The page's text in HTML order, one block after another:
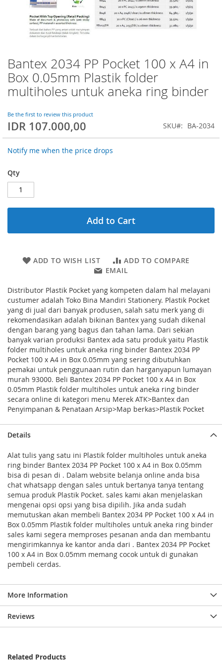
Bantex 2034 PP Pocket 100 x A4 in
Box 0.05mm Plastik folder
multiholes untuk aneka ring binder
Be the first to review this product
IDR 107.000,00 SKU BA-2034
Notify me when the price drops
Qty
Add to Cart
ADD TO WISH LIST
ADD TO COMPARE
EMAIL
Distributor Plastik Pocket yang kompeten dalam hal melayani
custumer adalah Toko Bina Mandiri Stationery. Plastik Pocket
yang di jual dari banyak produsen, salah satu merk yang di
rekomendasikan adalah bikinan Bantex yang sudah dikenal
dengan barang yang bagus dan tahan lama. Dari sekian
banyak varian produksi Bantex ada satu produk yaitu Plastik
folder multiholes untuk aneka ring binder Bantex 2034 PP
Pocket 100 x A4 in Box 0.05mm yang sering dibutuhkan
pemakai untuk penggunaan rutin dan harganyapun lumayan
murah 93000. Beli Bantex 2034 PP Pocket 100 x A4 in Box
0.05mm Plastik folder multiholes untuk aneka ring binder
secara online di kategori menu Merek ATK>Bantex dan
Penyimpanan & Penataan Arsip>Map berkas>Plastik Pocket
Skip
to
the
beginning
the
images
gallery
Details
Alat tulis yang satu ini Plastik folder multiholes untuk aneka
ring binder Bantex 2034 PP Pocket 100 x A4 in Box 0.05mm
bisa di pesan di . Dalam website belanja online anda bisa
chat whatsapp dengan sales untuk bertanya tanya tentang
semua produk Plastik Pocket. sales kami akan menjelaskan
mengenai opsi opsi yang bisa dipilih. Jika anda sudah
memutuskan akan membeli Bantex 2034 PP Pocket 100 x A4 in
Box 0.05mm Plastik folder multiholes untuk aneka ring binder
sales kami segera memproses pesanan anda dan membantu
mengirimkannya ke kantor anda dari . Bantex 2034 PP Pocket
100 x A4 in Box 0.05mm memang cocok untuk di gunakan
pembeli cerdas.
More Information
Reviews
Related Products